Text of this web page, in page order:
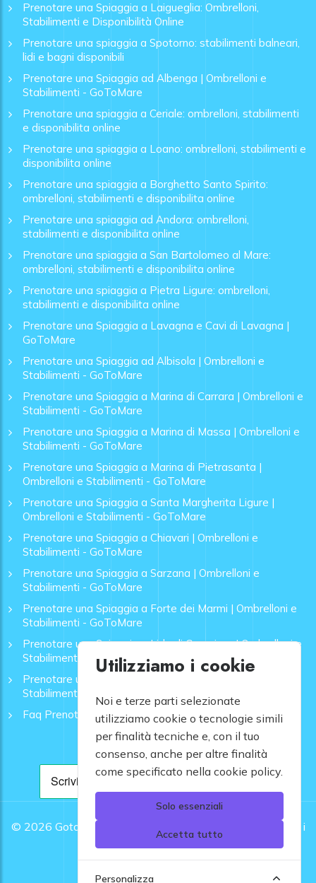
Prenotare una Spiaggia a Laigueglia: Ombrelloni,
Stabilimenti e Disponibilità Online
Prenotare una spiaggia a Spotorno: stabilimenti balneari,
lidi e bagni disponibili
Prenotare una Spiaggia ad Albenga | Ombrelloni e
Stabilimenti - GoToMare
Prenotare una spiaggia a Ceriale: ombrelloni, stabilimenti
e disponibilita online
Prenotare una spiaggia a Loano: ombrelloni, stabilimenti e
disponibilita online
Prenotare una spiaggia a Borghetto Santo Spirito:
ombrelloni, stabilimenti e disponibilita online
Prenotare una spiaggia ad Andora: ombrelloni,
stabilimenti e disponibilita online
Prenotare una spiaggia a San Bartolomeo al Mare:
ombrelloni, stabilimenti e disponibilita online
Prenotare una spiaggia a Pietra Ligure: ombrelloni,
stabilimenti e disponibilita online
Prenotare una Spiaggia a Lavagna e Cavi di Lavagna |
GoToMare
Prenotare una Spiaggia ad Albisola | Ombrelloni e
Stabilimenti - GoToMare
Prenotare una Spiaggia a Marina di Carrara | Ombrelloni e
Stabilimenti - GoToMare
Prenotare una Spiaggia a Marina di Massa | Ombrelloni e
Stabilimenti - GoToMare
Prenotare una Spiaggia a Marina di Pietrasanta |
Ombrelloni e Stabilimenti - GoToMare
Prenotare una Spiaggia a Santa Margherita Ligure |
Ombrelloni e Stabilimenti - GoToMare
Prenotare una Spiaggia a Chiavari | Ombrelloni e
Stabilimenti - GoToMare
Prenotare una Spiaggia a Sarzana | Ombrelloni e
Stabilimenti - GoToMare
Prenotare una Spiaggia a Forte dei Marmi | Ombrelloni e
Stabilimenti - GoToMare
Prenotare una Spiaggia a Lido di Camaiore | Ombrelloni e
Stabilimenti - GoToMare
Prenotare una Spiaggia a Rapallo | Ombrelloni e
Stabilimenti - GoToMare
Faq Prenotazione Spiagge
© 2026 Gotomare srl - Partita IVA 12948810960 .
Tutti i
diritti riservati.
Utilizziamo i cookie
Noi e terze parti selezionate
utilizziamo cookie o tecnologie simili
per finalità tecniche e, con il tuo
consenso, anche per altre finalità
come specificato nella cookie policy.
Solo essenziali
Accetta tutto
Personalizza